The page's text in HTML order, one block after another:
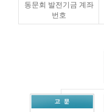
동문회 발전기금 계좌
번호